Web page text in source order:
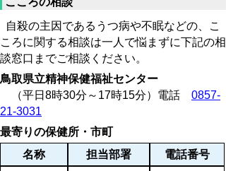
自殺の主因であるうつ病や不眠などの、こ
ころに関する相談は一人で悩まずに下記の相
談窓口までご相談ください。
鳥取県立精神保健福祉センター
（平日8時30分～17時15分）電話 0857-
21-3031
最寄りの保健所・市町
名称
担当部署 電話番号